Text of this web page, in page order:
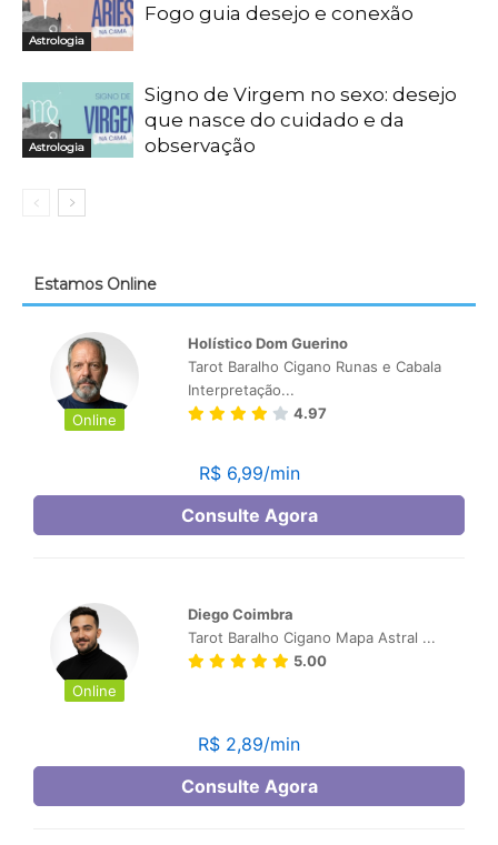
Astrologia
Fogo guia desejo e conexão
Astrologia
Signo de Virgem no sexo: desejo
que nasce do cuidado e da
observação
Estamos Online